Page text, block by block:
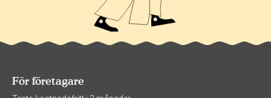
För företagare